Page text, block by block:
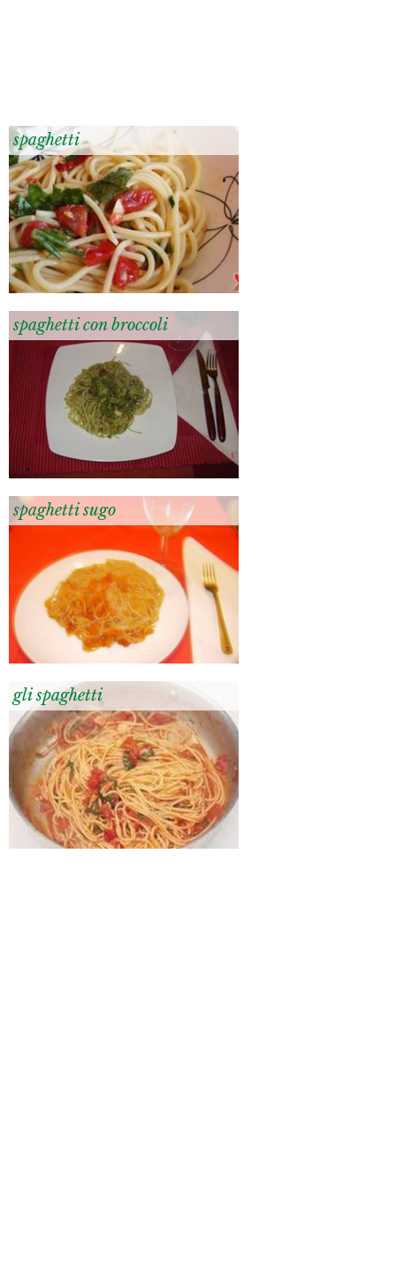
spaghetti
spaghetti con broccoli
spaghetti sugo
gli spaghetti